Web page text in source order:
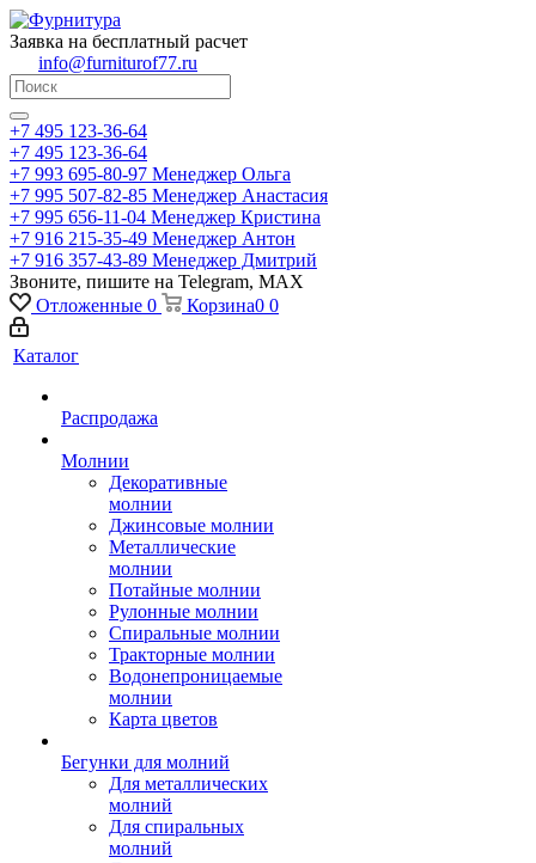
Заявка на бесплатный расчет
info@furniturof77.ru
+7 495 123-36-64
+7 495 123-36-64
+7 993 695-80-97 Менеджер Ольга
+7 995 507-82-85 Менеджер Анастасия
+7 995 656-11-04 Менеджер Кристина
+7 916 215-35-49 Менеджер Антон
+7 916 357-43-89 Менеджер Дмитрий
Звоните, пишите на Telegram, MAX
Отложенные 0 Корзина0 0
Каталог
Распродажа
Молнии
Декоративные
молнии
Джинсовые молнии
Металлические
молнии
Потайные молнии
Рулонные молнии
Спиральные молнии
Тракторные молнии
Водонепроницаемые
молнии
Карта цветов
Бегунки для молний
Для металлических
молний
Для спиральных
молний